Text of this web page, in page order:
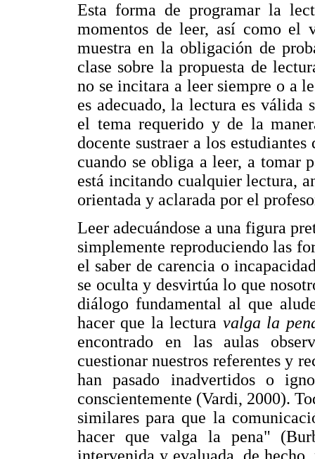
Esta forma de programar la
momentos de leer, así como el
muestra en la obligación de
clase sobre la propuesta de
no se incitara a leer siempre o a
es adecuado, la lectura es válida
el tema requerido y de la
docente sustraer a los
cuando se obliga a leer, a tomar
está incitando cualquier lectura,
orientada y aclarada por el
Leer adecuándose a una figura
simplemente reproduciendo las
el saber de carencia o
se oculta y desvirtúa lo que
diálogo fundamental al que
hacer que la lectura valga la
encontrado en las aulas
cuestionar nuestros referentes y
han pasado inadvertidos o
conscientemente (Vardi, 2000).
similares para que la
hacer que valga la pena"
intervenida y evaluada, de